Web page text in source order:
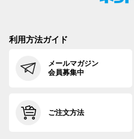
利用方法ガイド
メールマガジン
会員募集中
ご注文方法